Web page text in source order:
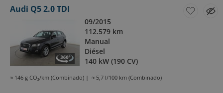
Audi Q5 2.0 TDI
09/2015
112.579 km
Manual
Diésel
140 kW (190 CV)
≈ 146 g CO₂/km (Combinado) ≈ 5,7 l/100 km (Combinado)